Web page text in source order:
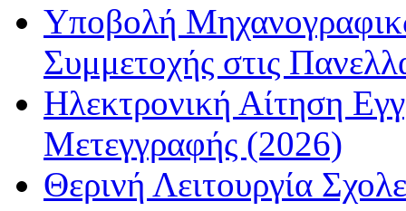
Υποβολή
Συμμετοχής στις
Ηλεκτρονική Αίτηση
Μετεγγραφής (2026)
Θερινή Λειτουργία